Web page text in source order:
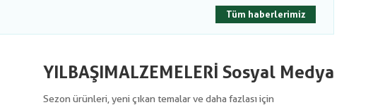
Tüm haberlerimiz
YILBAŞIMALZEMELERİ Sosyal Medya
Sezon ürünleri, yeni çıkan temalar ve daha fazlası için